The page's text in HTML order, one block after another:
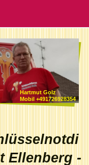
Hartmut Golz
Mobil +491726928354
Ellenberg -